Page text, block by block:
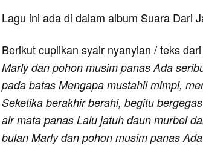
Lagu ini ada di dalam album Suara Dari
Berikut cuplikan syair nyanyian / teks
Marly dan pohon musim panas Ada
pada batas Mengapa mustahil mimpi,
Seketika berakhir berahi, begitu
air mata panas Lalu jatuh daun murbei
bulan Marly dan pohon musim panas